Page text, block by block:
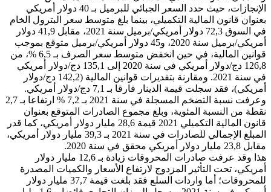
الإنجازات، حيث حدد السعر الجبائي للبرميل بـ 40 دولار أمريكي
بعنوان قانون المالية التكميلي، بينما بلغ متوسط سعر البترول الخام
في السوق 72,3 دولار أمريكي/برميل سنة 2021، مقابل 41,9 دولار
أمريكي/برميل سنة 2020، و45 دولار أمريكي/برميل متوقع بموجب
قوانين المالية، في حين انخفض متوسط سعر الصرف بـ 6,5 %، من
126,8 دج/دولار أمريكي في سنة 2020 إلى 135,1 دج/دولار أمريكي
في سنة 2021. ومقارنة بتقديرات قوانين المالية (142,2 دج/دولار
أمريكي)، فقد سجلت قيمة الدينار فارقا بـ 7,1 دج/دولار أمريكي.
وعرفت نسبة التضخم المسجلة في سنة 2021 بـ 7,2 % ارتفاعا بـ 2,7
نقطة من النسبة المئوية، وبلغ مجموع الصادرات المتوقع بعنوان
قانون المالية التكميلي 2021 قيمة 28,6 مليار دولار أمريكي، كما قدر
المبلغ الإجمالي للصادرات في سنة 2021 بـ 39,3 مليار دولار أمريكي،
مقابل 23,8 مليار دولار أمريكي محقق في سنة 2020.
هذا وقد عرفت صادرات المحروقات زيادة بـ 12,6 مليار دولار
أمريكي، تحت التأثير المزدوج لارتفاع الأسعار والكميات المصدرة
للمحروقات؛ أما واردات السلع فقد بلغت قيمة 37,7 مليار دولار